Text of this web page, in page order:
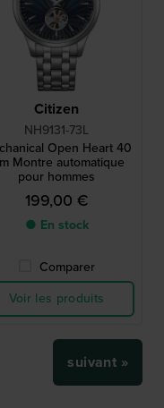
Citizen
NH9131-73L
Open Heart 40
Montre automatique
pour hommes
199,00 €
● En stock
Comparer
Voir les produits
suivant »